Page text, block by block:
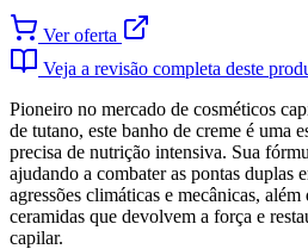
Ver oferta
Veja a revisão completa deste
Pioneiro no mercado de cosméticos
de tutano, este banho de creme é uma
precisa de nutrição intensiva. Sua
ajudando a combater as pontas duplas
agressões climáticas e mecânicas,
ceramidas que devolvem a força e
capilar.